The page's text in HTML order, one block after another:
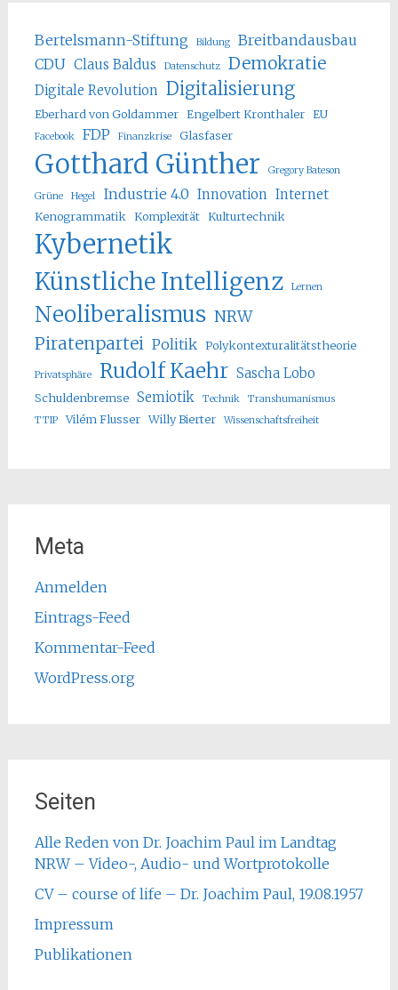
Bertelsmann-Stiftung Bildung
Breitbandausbau
CDU Claus Baldus Datenschutz Demokratie
Digitale Revolution Digitalisierung
Eberhard von Goldammer Engelbert Kronthaler EU
Facebook FDP Finanzkrise Glasfaser
Gotthard Günther Gregory Bateson
Grüne Hegel Industrie 4.0 Innovation Internet
Kenogrammatik Komplexität Kulturtechnik
Kybernetik
Künstliche Intelligenz Lernen
Neoliberalismus NRW
Piratenpartei Politik Polykontexturalitätstheorie
Privatsphäre Rudolf Kaehr Sascha Lobo
Schuldenbremse Semiotik Technik
Transhumanismus
TTIP
Vilém Flusser Willy Bierter Wissenschaftsfreiheit
Meta
Anmelden
Eintrags-Feed
Kommentar-Feed
WordPress.org
Seiten
Alle Reden von Dr. Joachim Paul im Landtag
NRW – Video-, Audio- und Wortprotokolle
CV – course of life – Dr. Joachim Paul, 19.08.1957
Impressum
Publikationen